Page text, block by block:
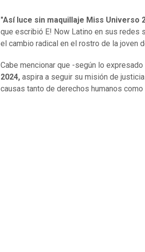
"Así luce sin maquillaje Miss Universo
que escribió E! Now Latino en sus redes
el cambio radical en el rostro de la joven
Cabe mencionar que -según lo
2024, aspira a seguir su misión de
causas tanto de derechos humanos